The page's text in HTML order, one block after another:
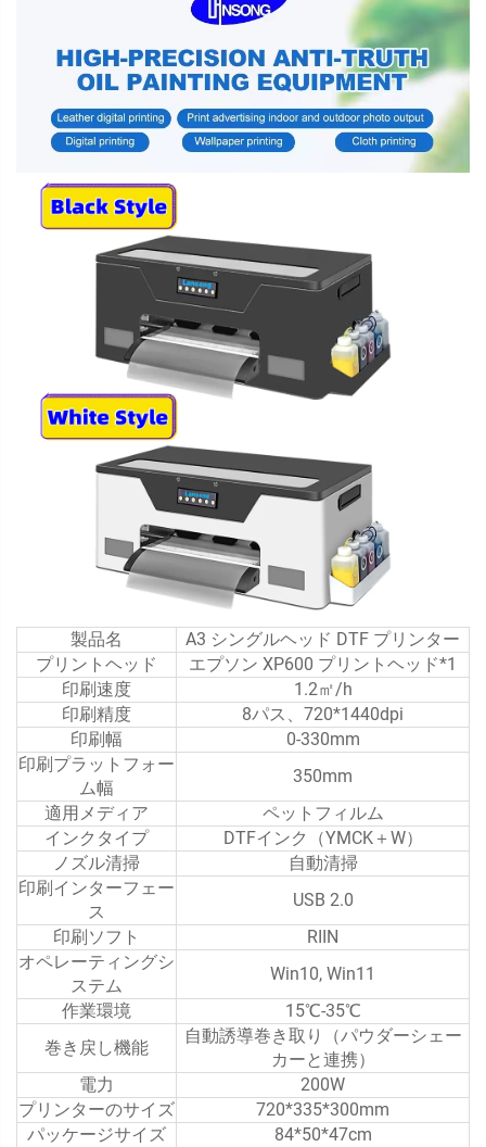
製品名
A3 シングルヘッド DTF プリンター
プリントヘッド
エプソン XP600 プリントヘッド*1
印刷速度
1.2㎡/h
印刷精度
8パス、720*1440dpi
印刷幅
0-330mm
印刷プラットフォー
ム幅
350mm
適用メディア
ペットフィルム
インクタイプ
DTFインク（YMCK＋W）
ノズル清掃
自動清掃
印刷インターフェー
ス
USB 2.0
印刷ソフト
RIIN
オペレーティングシ
ステム
Win10, Win11
作業環境
15℃-35℃
巻き戻し機能
自動誘導巻き取り（パウダーシェー
カーと連携）
電力
200W
プリンターのサイズ
720*335*300mm
パッケージサイズ
84*50*47cm